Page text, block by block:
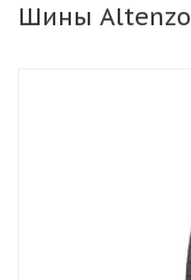
Шины